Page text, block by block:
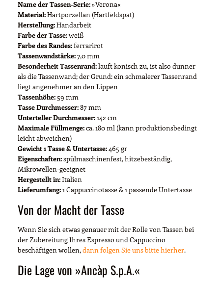
Name der Tassen-Serie:»Verona«
Material:Hartporzellan (Hartfeldspat)
Herstellung:Handarbeit
Farbe der Tasse:weiß
Farbe des Randes:ferrarirot
Tassenwandstärke:7,0 mm
Besonderheit Tassenrand:läuft konisch zu, ist also dünner
als die Tassenwand; der Grund: ein schmalerer Tassenrand
liegt angenehmer an den Lippen
Tassenhöhe: 59 mm
Tasse Durchmesser:87 mm
Unterteller Durchmesser:142 cm
Maximale Füllmenge:ca. 180 ml (kann produktionsbedingt
leicht abweichen)
Gewicht 1 Tasse & Untertasse:465 gr
Eigenschaften:spülmaschinenfest, hitzebeständig,
Mikrowellen-geeignet
Hergestellt in:Italien
Lieferumfang:1 Cappuccinotasse & 1 passende Untertasse
Von der Macht der Tasse
Wenn Sie sich etwas genauer mit der Rolle von Tassen bei
der Zubereitung Ihres Espresso und Cappuccino
beschäftigen wollen,dann folgen Sie uns bitte hierher.
Die Lage von »Ancàp S.p.A.«